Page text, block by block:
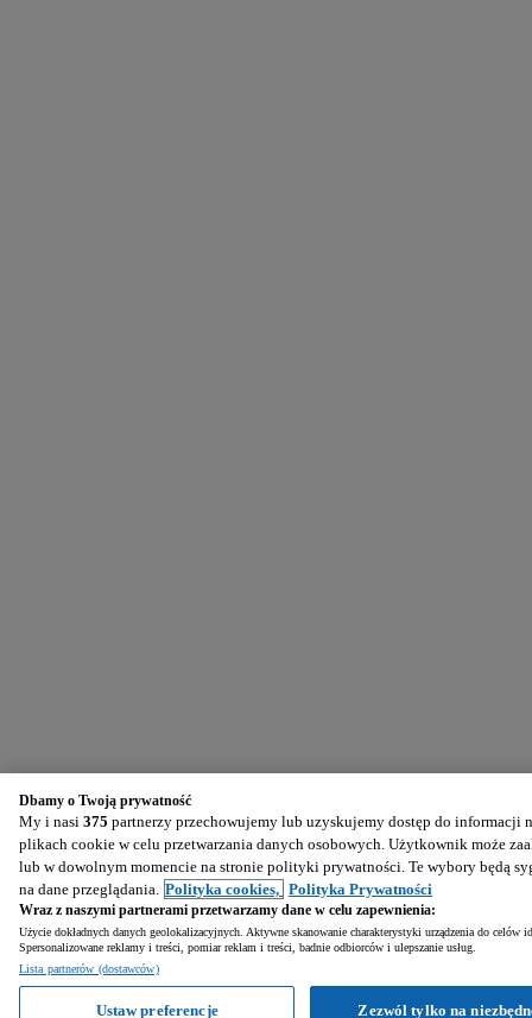
Dbamy o Twoją prywatność
My i nasi 375 partnerzy przechowujemy lub uzyskujemy dostęp do
plikach cookie w celu przetwarzania danych osobowych. Użytkownik może
lub w dowolnym momencie na stronie polityki prywatności. Te wybory będą
na dane przeglądania. Polityka cookies, Polityka Prywatności
Wraz z naszymi partnerami przetwarzamy dane w celu zapewnienia:
Użycie dokładnych danych geolokalizacyjnych. Aktywne skanowanie charakterystyki urządzenia do
Spersonalizowane reklamy i treści, pomiar reklam i treści, badnie odbiorców i ulepszanie usług.
Lista partnerów (dostawców)
Zezwól tylko na
Ustaw preferencje